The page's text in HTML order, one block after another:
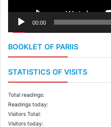
00:00
BOOKLET OF PARIIS
STATISTICS OF VISITS
Total readings:
Readings today:
Visitors Total:
Visitors today: